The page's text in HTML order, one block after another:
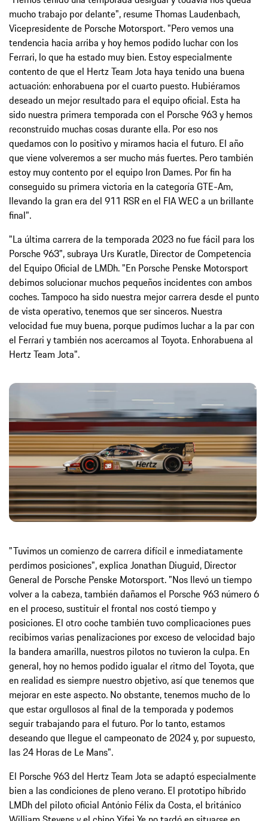
mucho trabajo por delante", resume Thomas Laudenbach,
Vicepresidente de Porsche Motorsport. "Pero vemos una
tendencia hacia arriba y hoy hemos podido luchar con los
Ferrari, lo que ha estado muy bien. Estoy especialmente
contento de que el Hertz Team Jota haya tenido una buena
actuación: enhorabuena por el cuarto puesto. Hubiéramos
deseado un mejor resultado para el equipo oficial. Esta ha
sido nuestra primera temporada con el Porsche 963 y hemos
reconstruido muchas cosas durante ella. Por eso nos
quedamos con lo positivo y miramos hacia el futuro. El año
que viene volveremos a ser mucho más fuertes. Pero también
estoy muy contento por el equipo Iron Dames. Por fin ha
conseguido su primera victoria en la categoría GTE-Am,
llevando la gran era del 911 RSR en el FIA WEC a un brillante
final".
"La última carrera de la temporada 2023 no fue fácil para los
Porsche 963", subraya Urs Kuratle, Director de Competencia
del Equipo Oficial de LMDh. "En Porsche Penske Motorsport
debimos solucionar muchos pequeños incidentes con ambos
coches. Tampoco ha sido nuestra mejor carrera desde el punto
de vista operativo, tenemos que ser sinceros. Nuestra
velocidad fue muy buena, porque pudimos luchar a la par con
el Ferrari y también nos acercamos al Toyota. Enhorabuena al
Hertz Team Jota".
"Tuvimos un comienzo de carrera difícil e inmediatamente
perdimos posiciones", explica Jonathan Diuguid, Director
General de Porsche Penske Motorsport. "Nos llevó un tiempo
volver a la cabeza, también dañamos el Porsche 963 número 6
en el proceso, sustituir el frontal nos costó tiempo y
posiciones. El otro coche también tuvo complicaciones pues
recibimos varias penalizaciones por exceso de velocidad bajo
la bandera amarilla, nuestros pilotos no tuvieron la culpa. En
general, hoy no hemos podido igualar el ritmo del Toyota, que
en realidad es siempre nuestro objetivo, así que tenemos que
mejorar en este aspecto. No obstante, tenemos mucho de lo
que estar orgullosos al final de la temporada y podemos
seguir trabajando para el futuro. Por lo tanto, estamos
deseando que llegue el campeonato de 2024 y, por supuesto,
las 24 Horas de Le Mans".
El Porsche 963 del Hertz Team Jota se adaptó especialmente
bien a las condiciones de pleno verano. El prototipo híbrido
LMDh del piloto oficial António Félix da Costa, el británico